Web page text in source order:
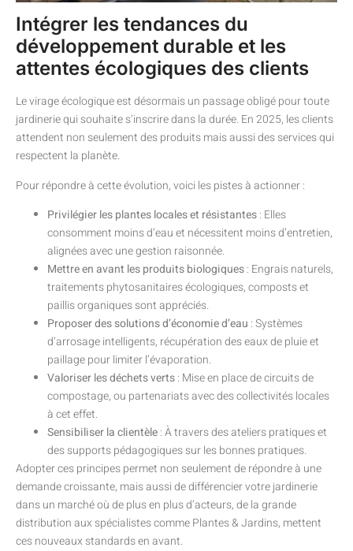
Intégrer les tendances du
développement durable et les
attentes écologiques des clients
Le virage écologique est désormais un passage obligé pour toute
jardinerie qui souhaite s’inscrire dans la durée. En 2025, les clients
attendent non seulement des produits mais aussi des services qui
respectent la planète.
Pour répondre à cette évolution, voici les pistes à actionner :
Privilégier les plantes locales et résistantes: Elles
consomment moins d’eau et nécessitent moins d’entretien,
alignées avec une gestion raisonnée.
Mettre en avant les produits biologiques: Engrais naturels,
traitements phytosanitaires écologiques, composts et
paillis organiques sont appréciés.
Proposer des solutions d’économie d’eau : Systèmes
d’arrosage intelligents, récupération des eaux de pluie et
paillage pour limiter l’évaporation.
Valoriser les déchets verts: Mise en place de circuits de
compostage, ou partenariats avec des collectivités locales
à cet effet.
Sensibiliser la clientèle: À travers des ateliers pratiques et
des supports pédagogiques sur les bonnes pratiques.
Adopter ces principes permet non seulement de répondre à une
demande croissante, mais aussi de différencier votre jardinerie
dans un marché où de plus en plus d’acteurs, de la grande
distribution aux spécialistes comme Plantes & Jardins, mettent
ces nouveaux standards en avant.